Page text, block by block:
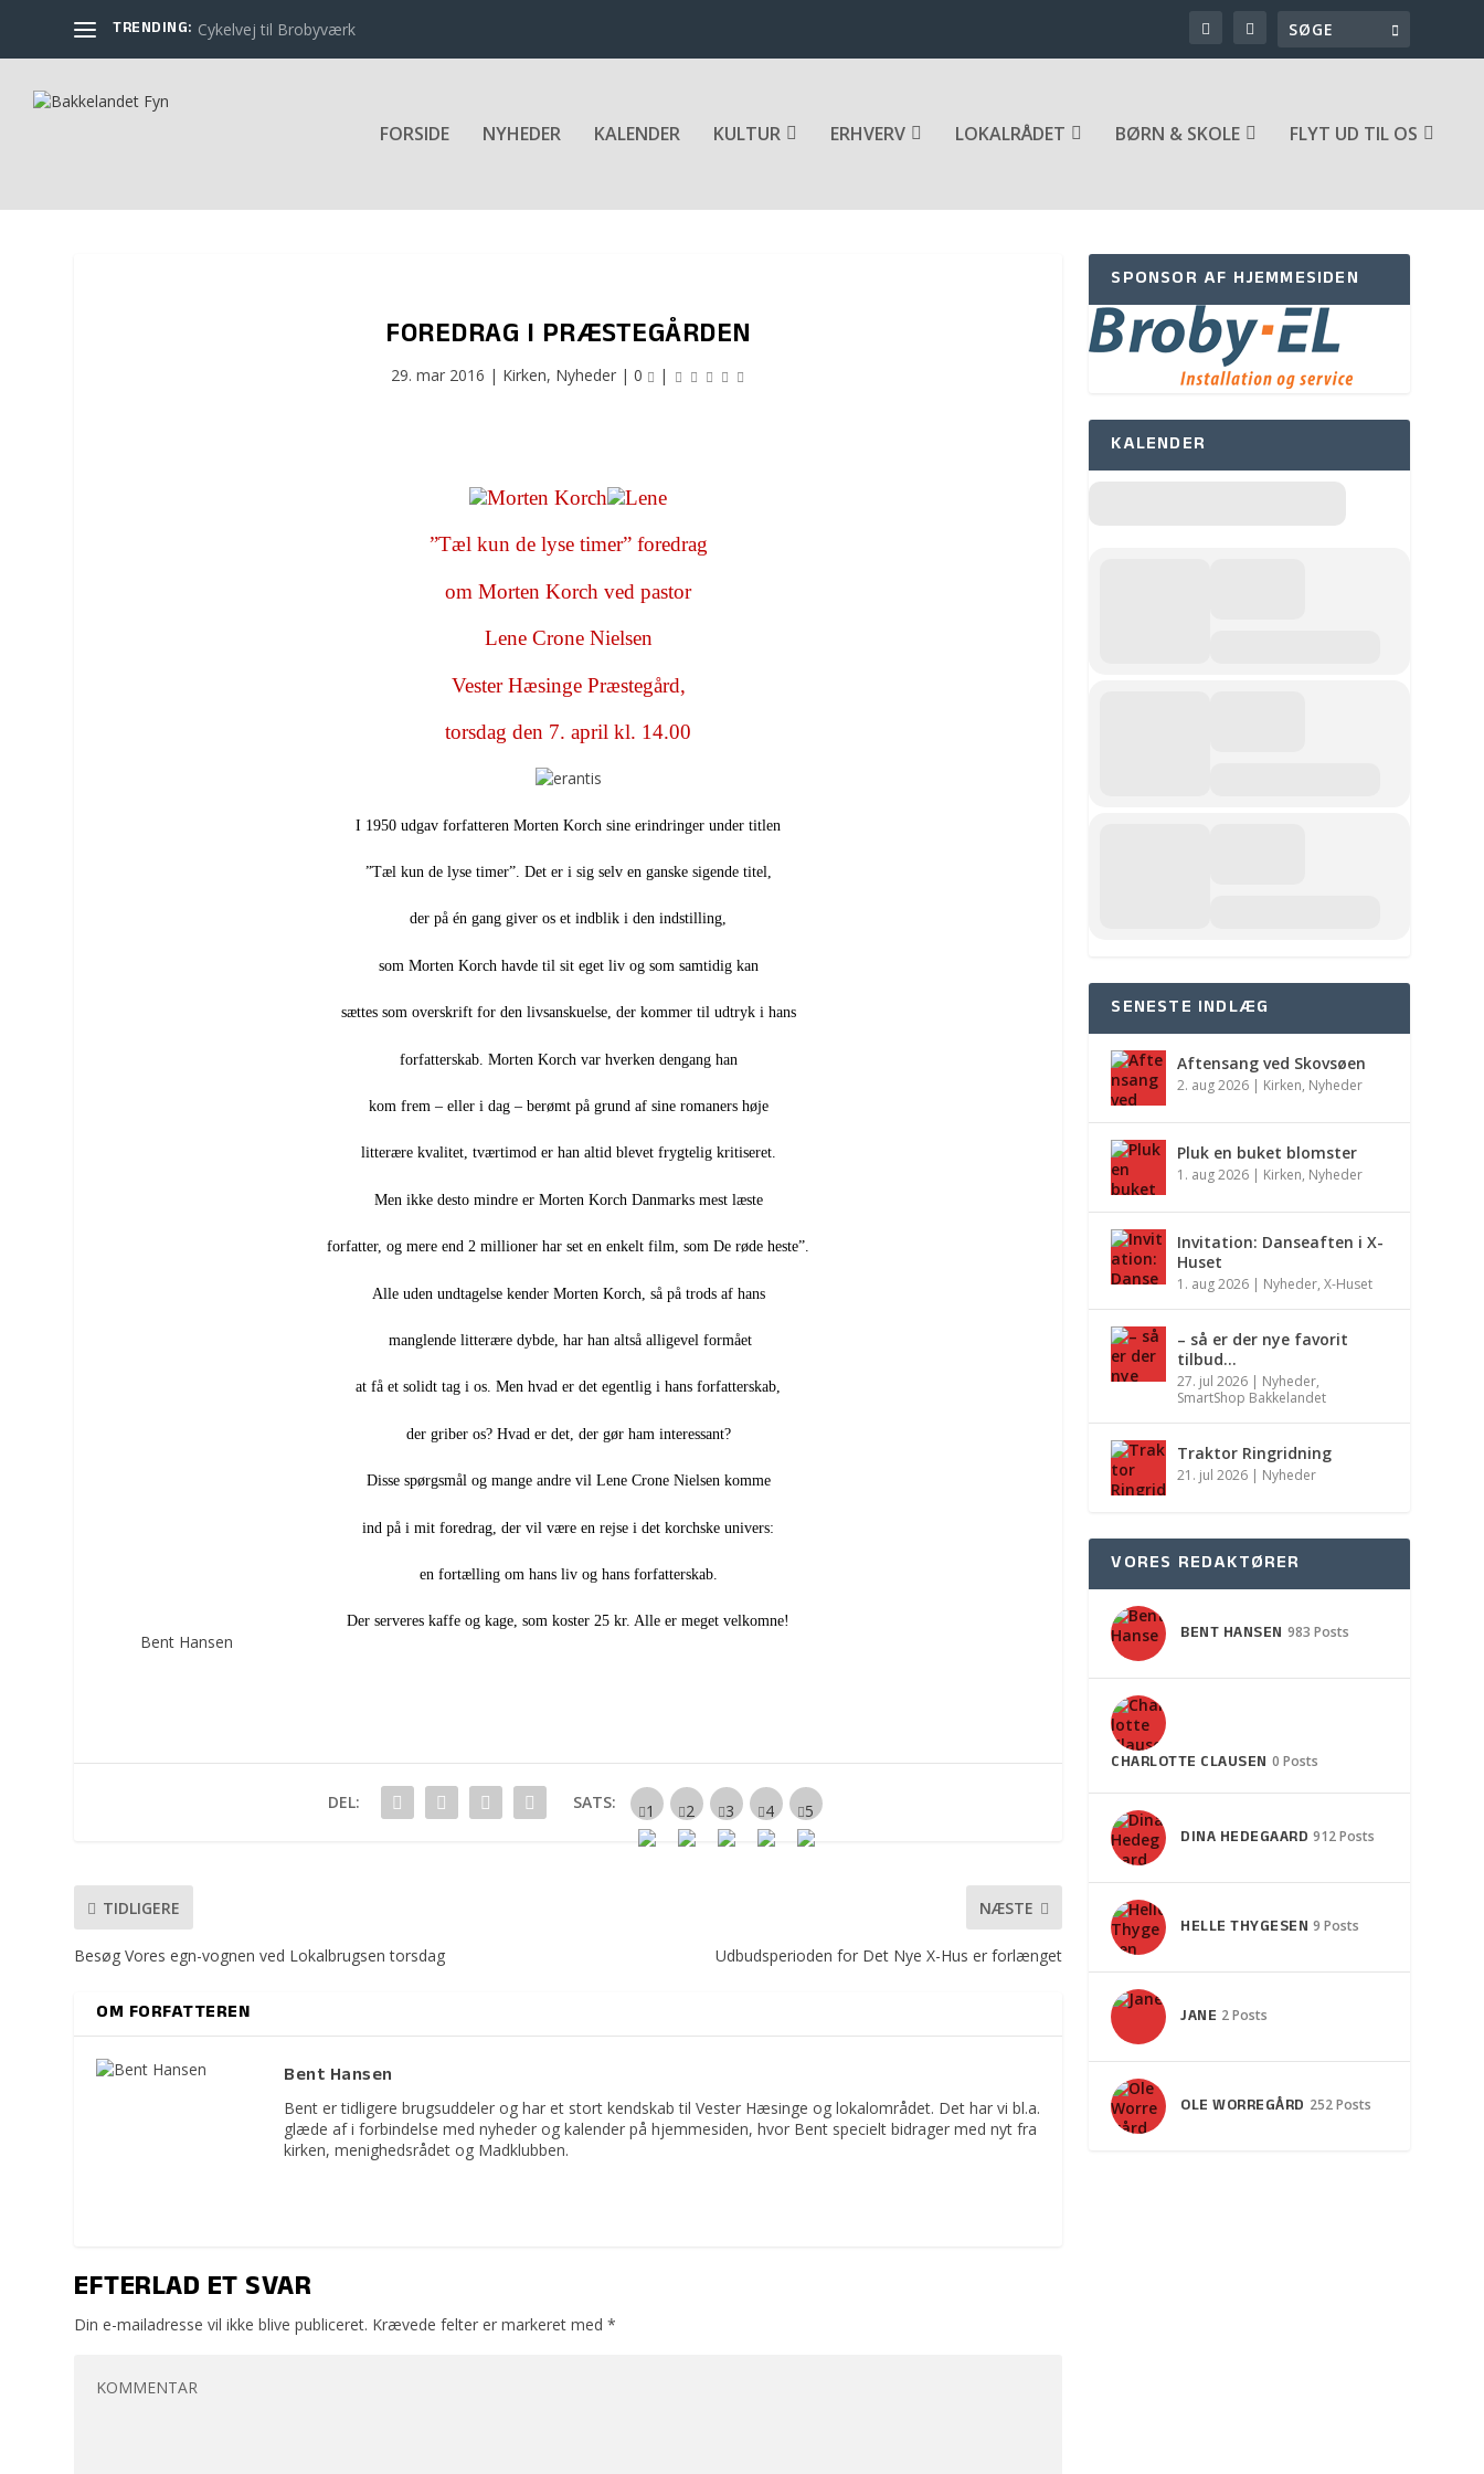
TRENDING: Cykelvej til Brobyværk
FORSIDE NYHEDER KALENDER KULTUR ERHVERV LOKALRÅDET BØRN & SKOLE FLYT UD TIL OS
FOREDRAG I PRÆSTEGÅRDEN
29. mar 2016 | Kirken, Nyheder |0 |
”Tæl kun de lyse timer” foredrag
om Morten Korch ved pastor
Lene Crone Nielsen
Vester Hæsinge Præstegård,
torsdag den 7. april kl. 14.00
I 1950 udgav forfatteren Morten Korch sine erindringer under titlen
”Tæl kun de lyse timer”. Det er i sig selv en ganske sigende titel,
der på én gang giver os et indblik i den indstilling,
som Morten Korch havde til sit eget liv og som samtidig kan
sættes som overskrift for den livsanskuelse, der kommer til udtryk i hans
forfatterskab. Morten Korch var hverken dengang han
kom frem – eller i dag – berømt på grund af sine romaners høje
litterære kvalitet, tværtimod er han altid blevet frygtelig kritiseret.
Men ikke desto mindre er Morten Korch Danmarks mest læste
forfatter, og mere end 2 millioner har set en enkelt film, som De røde heste”.
Alle uden undtagelse kender Morten Korch, så på trods af hans
manglende litterære dybde, har han altså alligevel formået
at få et solidt tag i os. Men hvad er det egentlig i hans forfatterskab,
der griber os? Hvad er det, der gør ham interessant?
Disse spørgsmål og mange andre vil Lene Crone Nielsen komme
ind på i mit foredrag, der vil være en rejse i det korchske univers:
en fortælling om hans liv og hans forfatterskab.
Der serveres kaffe og kage, som koster 25 kr. Alle er meget velkomne!
Bent Hansen
DEL: SATS:
TIDLIGERE
Besøg Vores egn-vognen ved Lokalbrugsen torsdag
NÆSTE
Udbudsperioden for Det Nye X-Hus er forlænget
OM FORFATTEREN
Bent Hansen
Bent er tidligere brugsuddeler og har et stort kendskab til Vester Hæsinge og lokalområdet. Det har vi bl.a.
glæde af i forbindelse med nyheder og kalender på hjemmesiden, hvor Bent specielt bidrager med nyt fra
kirken, menighedsrådet og Madklubben.
EFTERLAD ET SVAR
Din e-mailadresse vil ikke blive publiceret. Krævede felter er markeret med*
SPONSOR AF HJEMMESIDEN
KALENDER
SENESTE INDLÆG
Aftensang ved Skovsøen
2. aug 2026 | Kirken, Nyheder
Pluk en buket blomster
1. aug 2026 | Kirken, Nyheder
Invitation: Danseaften i X-
Huset
1. aug 2026 | Nyheder,X-Huset
– så er der nye favorit
tilbud…
27. jul 2026 | Nyheder,
SmartShop Bakkelandet
Traktor Ringridning
21. jul 2026 | Nyheder
VORES REDAKTØRER
BENT HANSEN 983 Posts
CHARLOTTE CLAUSEN 0 Posts
DINA HEDEGAARD 912 Posts
HELLE THYGESEN 9 Posts
JANE 2 Posts
OLE WORREGÅRD 252 Posts